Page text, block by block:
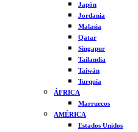
Japón
Jordania
Malasia
Qatar
Singapur
Tailandia
Taiwán
Turquía
ÁFRICA
Marruecos
AMÉRICA
Estados Unidos